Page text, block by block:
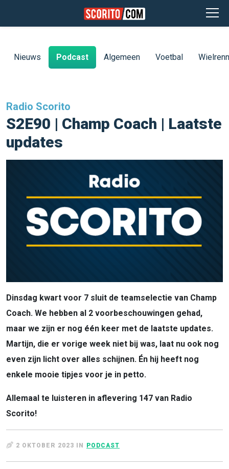
Nieuws Podcast Algemeen Voetbal
Radio Scorito
S2E90 | Champ Coach | Laatste
updates
Dinsdag kwart voor 7 sluit de teamselectie van Champ
Coach. We hebben al 2 voorbeschouwingen gehad,
maar we zijn er nog één keer met de laatste updates.
Martijn, die er vorige week niet bij was, laat nu ook nog
even zijn licht over alles schijnen. Én hij heeft nog
enkele mooie tipjes voor je in petto.
Allemaal te luisteren in aflevering 147 van Radio
Scorito!
2 OKTOBER 2023 IN PODCAST